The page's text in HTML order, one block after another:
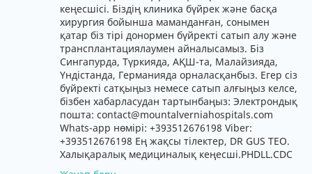
кеңесшісі. Біздің клиника бүйрек және басқа
хирургия бойынша маманданған, сонымен
қатар біз тірі донормен бүйректі сатып алу және
трансплантациялаумен айналысамыз. Біз
Сингапурда, Түркияда, АҚШ-та, Малайзияда,
Үндістанда, Германияда орналасқанбыз. Егер сіз
бүйректі сатқыңыз немесе сатып алғыңыз келсе,
бізбен хабарласудан тартынбаңыз: Электрондық
пошта: contact@mountalverniahospitals.com
Whats-app нөмірі: +393512676198 Viber:
+393512676198 Ең жақсы тілектер, DR GUS TEO.
Халықаралық медициналық кеңесші.PHDLL.CDC